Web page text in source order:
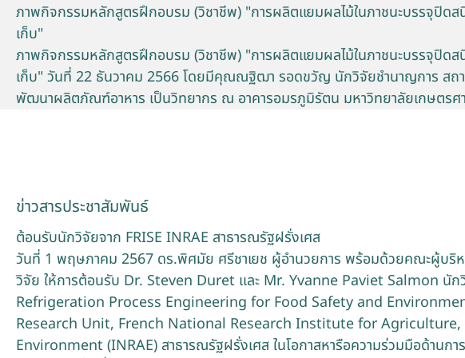
ภาพกิจกรรมหลักสูตรฝึกอบรม (วิชาชีพ) "การผลิตแยมผลไม้ในภาชนะบรรจุปิดส
เก็บ"
ภาพกิจกรรมหลักสูตรฝึกอบรม (วิชาชีพ) "การผลิตแยมผลไม้ในภาชนะบรรจุปิดส
เก็บ" วันที่ 22 ธันวาคม 2566 โดยมีคุณณฐิฒา รอดขวัญ นักวิจัยชำนาญการ สถ
พัฒนาผลิตภัณฑ์อาหาร เป็นวิทยากร ณ อาคารอมรภูมิรัตน มหาวิทยาลัยเกษตรศ
ข่าวสารประชาสัมพันธ์
ต้อนรับนักวิจัยจาก FRISE INRAE สาธารณรัฐฝรั่งเศส
วันที่ 1 พฤษภาคม 2567 ดร.พิศมัย ศรีชาเยช ผู้อำนวยการ พร้อมด้วยคณะผู้บริห
วิจัย ให้การต้อนรับ Dr. Steven Duret และ Mr. Yvanne Paviet Salmon นัก
Refrigeration Process Engineering for Food Safety and
Research Unit, French National Research Institute for Agriculture,
Environment (INRAE) สาธารณรัฐฝรั่งเศส ในโอกาสหารือความร่วมมือด้านก